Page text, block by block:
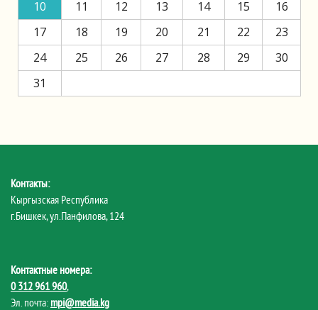
10
11 12 13 14 15
16
17
18 19 20 21 22
23
24
25 26 27 28 29
30
31
Контакты:
Кыргызская Республика
г.Бишкек, ул.Панфилова, 124
Контактные номера:
0 312 961 960,
Эл. почта: mpi@media.kg